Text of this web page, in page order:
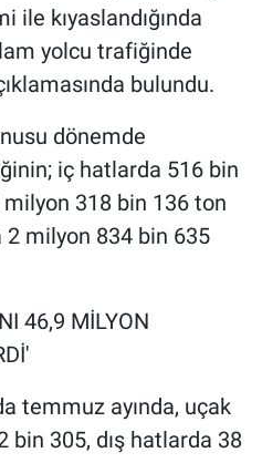
ile kıyaslandığında
yolcu trafiğinde
bulundu.
dönemde
iç hatlarda 516 bin
318 bin 136 ton
milyon 834 bin 635
46,9 MİLYON
temmuz ayında, uçak
305, dış hatlarda 38